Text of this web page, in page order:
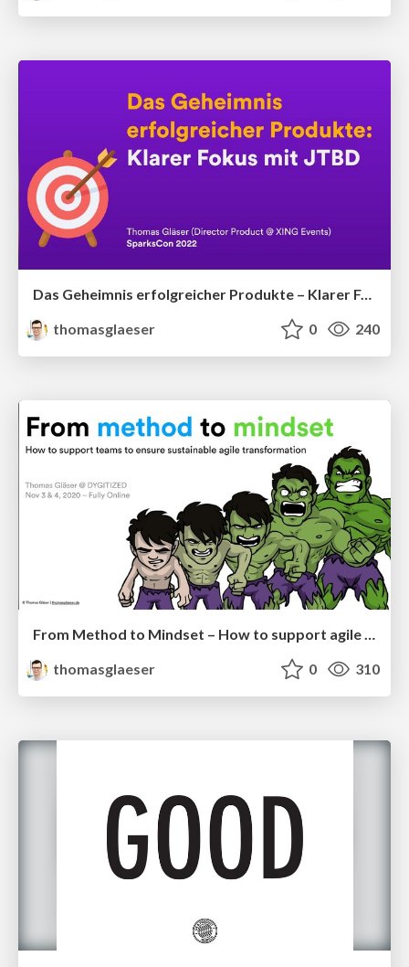
Das Geheimnis erfolgreicher Produkte – Klarer Fokus mit JTBD
thomasglaeser
0 240
From Method to Mindset – How to support agile transformation and solve critical business problems right away
thomasglaeser
0 310